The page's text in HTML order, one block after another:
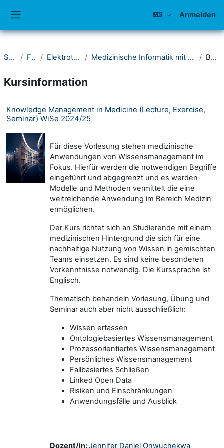
Anmelden
Startseite Fakultät IV Elektrotechnik und Informatik Medizinische Informatik mit Schwerpunkt Mobile Gesundheitsinformationssysteme Beschreibung
Kursinformation
Knowledge Management in Medicine (Lecture, Exercise,
Seminar) WiSe 2024/25
Für diese Vorlesung stehen medizinische
Anwendungen von Wissensmanagement im
Fokus. Hierfür werden die notwendigen Begriffe
eingeführt und abgegrenzt und es werden
Modelle und Methoden vermittelt die eine
weitreichende Anwendung im Bereich Medizin
ermöglichen.
Der Kurs richtet sich an Studierende mit einem
medizinischen Hintergrund die sich für eine
nachhaltige Nutzung von Wissen in gemischten
Teams einsetzen. Es sind keine besonderen
Vorkenntnisse notwendig. Die Kurssprache ist
Englisch.
Thematisch behandeln Vorlesung, Übung und
Seminar auch aber nicht ausschließlich:
Wissen erfassen
Ontologiebasiertes Wissensmanagement
Prozessorientiertes Wissensmanagement
Persönliches Wissensmanagement
Fallbasiertes Schließen
Linked Open Data
Risiken und Einschränkungen
Anwendungsfälle und Ausblick
Dozent/in:Jennifer Daniel Onwuchekwa